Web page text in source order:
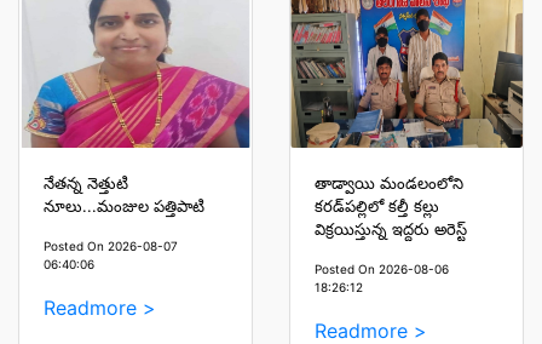
నేతన్న నెత్తుటి
నూలు...మంజుల పత్తిపాటి
Posted On 2026-08-07
06:40:06
Readmore >
తాడ్వాయి మండలంలోని
కరడ్‌పల్లిలో కల్తీ కల్లు
విక్రయిస్తున్న ఇద్దరు అరెస్ట్
Posted On 2026-08-06
18:26:12
Readmore >